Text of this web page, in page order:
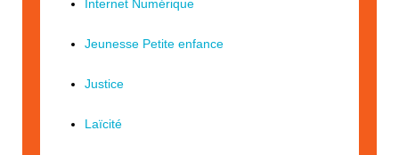
Internet Numérique
Jeunesse Petite enfance
Justice
Laïcité